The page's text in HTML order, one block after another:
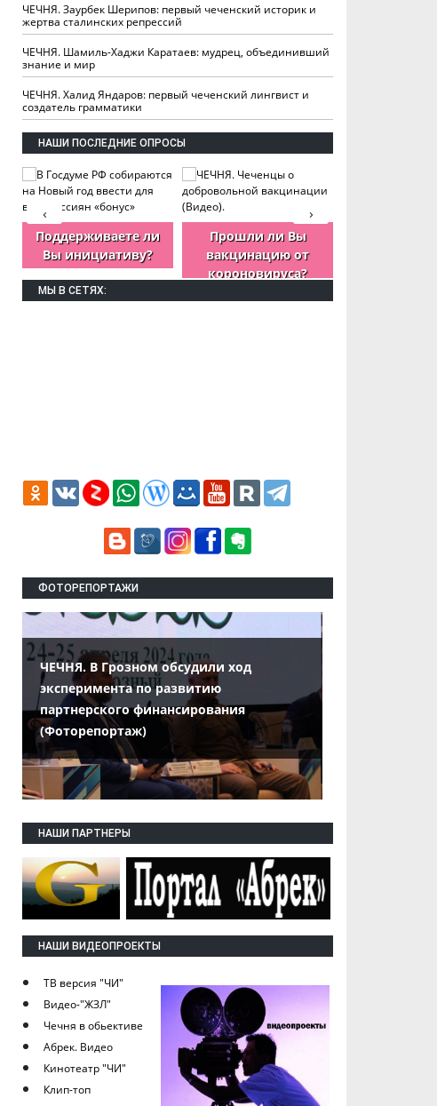
ЧЕЧНЯ. Заурбек Шерипов: первый чеченский историк и
жертва сталинских репрессий
ЧЕЧНЯ. Шамиль-Хаджи Каратаев: мудрец, объединивший
знание и мир
ЧЕЧНЯ. Халид Яндаров: первый чеченский лингвист и
создатель грамматики
НАШИ ПОСЛЕДНИЕ ОПРОСЫ
Поддерживаете ли
Вы инициативу?
Прошли ли Вы
вакцинацию от
короновируса?
›
‹
МЫ В СЕТЯХ:
ФОТОРЕПОРТАЖИ
ЧЕЧНЯ. В Грозном обсудили ход
эксперимента по развитию
партнерского финансирования
(Фоторепортаж)
НАШИ ПАРТНЕРЫ
НАШИ ВИДЕОПРОЕКТЫ
ТВ версия "ЧИ"
Видео-"ЖЗЛ"
Чечня в обьективе
Абрек. Видео
Кинотеатр "ЧИ"
Клип-топ